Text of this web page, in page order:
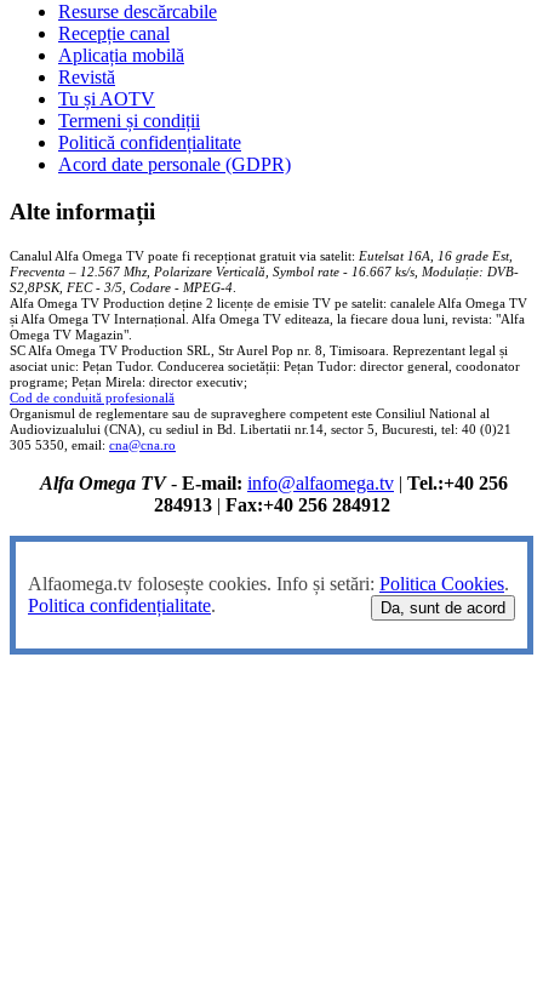
Resurse descărcabile
Recepție canal
Aplicația mobilă
Revistă
Tu și AOTV
Termeni și condiții
Politică confidențialitate
Acord date personale (GDPR)
Alte informații
Canalul Alfa Omega TV poate fi recepționat gratuit via satelit: Eutelsat 16A, 16 grade Est,
Frecventa – 12.567 Mhz, Polarizare Verticală, Symbol rate - 16.667 ks/s, Modulație: DVB-
S2,8PSK, FEC - 3/5, Codare - MPEG-4
Alfa Omega TV Production deține 2 licențe de emisie TV pe satelit: canalele Alfa Omega TV
și Alfa Omega TV Internațional. Alfa Omega TV editeaza, la fiecare doua luni, revista: "Alfa
Omega TV Magazin".
SC Alfa Omega TV Production SRL, Str Aurel Pop nr. 8, Timisoara. Reprezentant legal și
asociat unic: Pețan Tudor. Conducerea societății: Pețan Tudor: director general, coodonator
programe; Pețan Mirela: director executiv;
Cod de conduită profesională
Organismul de reglementare sau de supraveghere competent este Consiliul National al
Audiovizualului (CNA), cu sediul in Bd. Libertatii nr.14, sector 5, Bucuresti, tel: 40 (0)21
305 5350, email: cna@cna.ro
Alfa Omega TV- E-mail: info@alfaomega.tv | Tel.:+40 256
284913| Fax:+40 256 284912
Alfaomega.tv folosește cookies. Info și setări: Politica Cookies.
Politica confidențialitate. Da, sunt de acord